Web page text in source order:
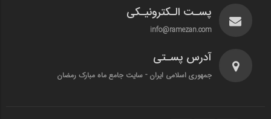
پسـت الـکترونیـکی
info@ramezan.com
آدرس پسـتی
جمهوری اسلامی ایران - سایت جامع ماه مبارک رمضان